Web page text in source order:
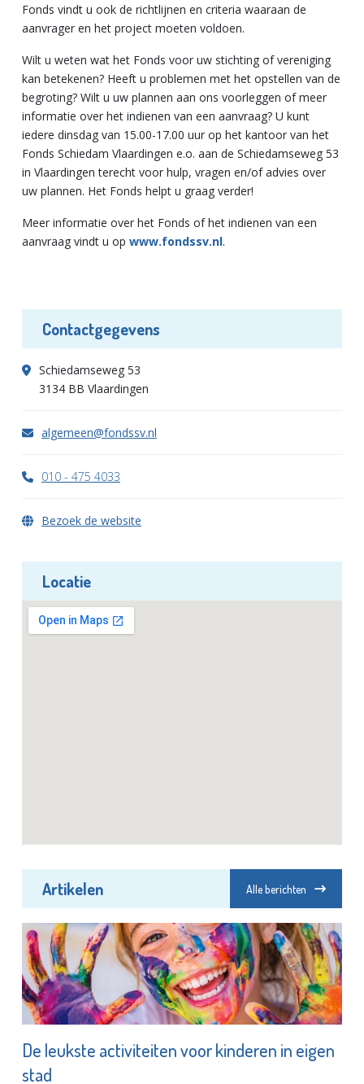
Fonds vindt u ook de richtlijnen en criteria waaraan de
aanvrager en het project moeten voldoen.
Wilt u weten wat het Fonds voor uw stichting of vereniging
kan betekenen? Heeft u problemen met het opstellen van de
begroting? Wilt u uw plannen aan ons voorleggen of meer
informatie over het indienen van een aanvraag? U kunt
iedere dinsdag van 15.00-17.00 uur op het kantoor van het
Fonds Schiedam Vlaardingen e.o. aan de Schiedamseweg 53
in Vlaardingen terecht voor hulp, vragen en/of advies over
uw plannen. Het Fonds helpt u graag verder!
Meer informatie over het Fonds of het indienen van een
aanvraag vindt u op www.fondssv.nl.
Contactgegevens
Schiedamseweg 53
3134 BB Vlaardingen
algemeen@fondssv.nl
010 - 475 4033
Bezoek de website
Locatie
Artikelen Alle berichten
De leukste activiteiten voor kinderen in eigen
stad